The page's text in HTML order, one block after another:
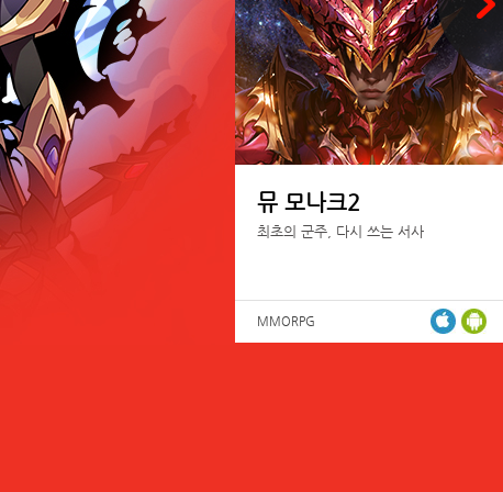
뮤 모나크2
최초의 군주, 다시 쓰는 서사
MMORPG